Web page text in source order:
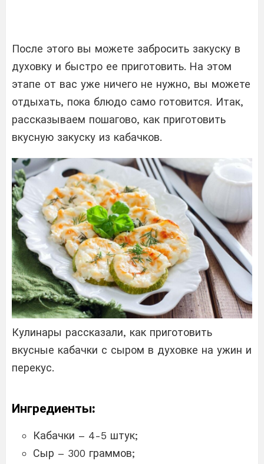
После этого вы можете забросить закуску в
духовку и быстро ее приготовить. На этом
этапе от вас уже ничего не нужно, вы можете
отдыхать, пока блюдо само готовится. Итак,
рассказываем пошагово, как приготовить
вкусную закуску из кабачков.
Кулинары рассказали, как приготовить
вкусные кабачки с сыром в духовке на ужин и
перекус.
Ингредиенты:
Кабачки – 4-5 штук;
Сыр – 300 граммов;